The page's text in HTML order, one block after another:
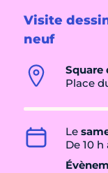
Visite
neuf
Square
Place
Le
De 10 h